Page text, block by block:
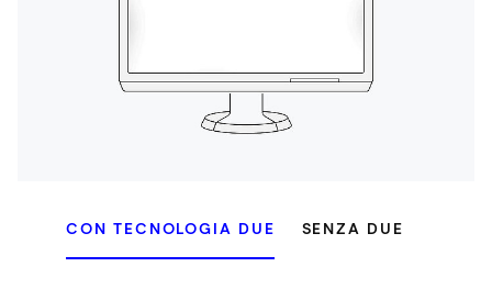
CON TECNOLOGIA DUE SENZA DUE